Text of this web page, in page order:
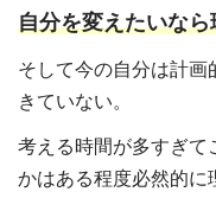
自分を変えたいな
そして今の自分は計
きていない。
考える時間が多すぎて
かはある程度必然的に